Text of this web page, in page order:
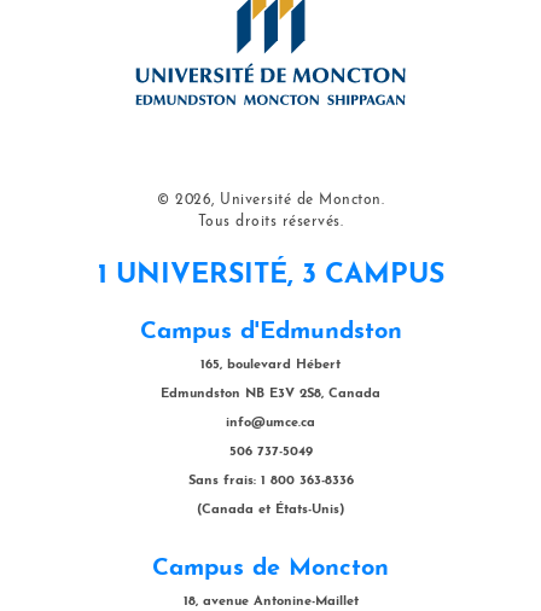
© 2026, Université de Moncton.
Tous droits réservés.
1 UNIVERSITÉ, 3 CAMPUS
Campus d'Edmundston
165, boulevard Hébert
Edmundston NB E3V 2S8, Canada
info@umce.ca
506 737-5049
Sans frais: 1 800 363-8336
(Canada et États-Unis)
Campus de Moncton
18, avenue Antonine-Maillet